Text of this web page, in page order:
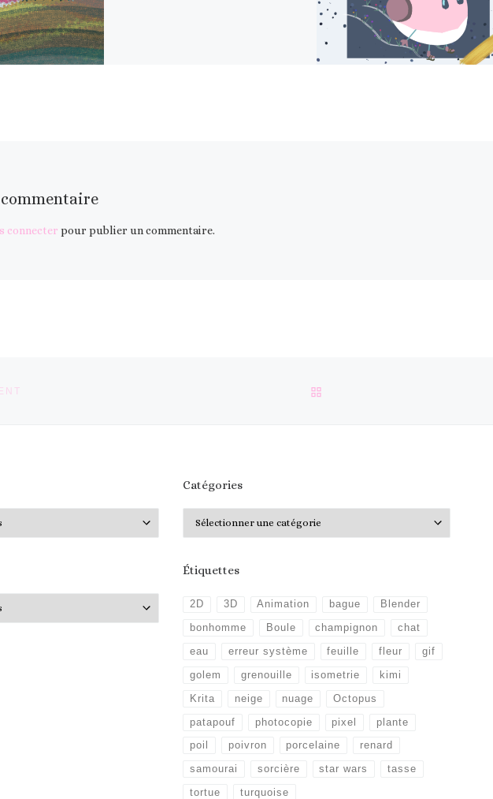
connecter pour publier un commentaire.
articles
Catégories
Étiquettes
2D 3D Animation bague Blender
bonhomme Boule champignon chat
eau erreur système feuille fleur gif
golem grenouille isometrie kimi
Krita neige nuage Octopus
patapouf photocopie pixel plante
poil poivron porcelaine renard
samourai sorcière star wars tasse
tortue turquoise